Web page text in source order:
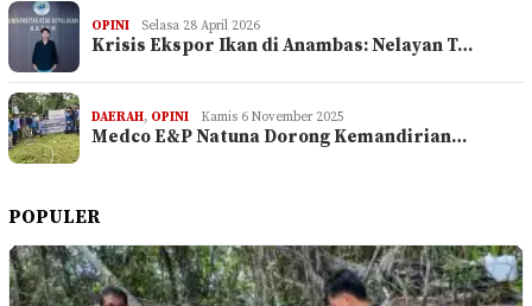
OPINI Selasa 28 April 2026
Krisis Ekspor Ikan di Anambas: Nelayan T…
DAERAH, OPINI Kamis 6 November 2025
Medco E&P Natuna Dorong Kemandirian…
POPULER